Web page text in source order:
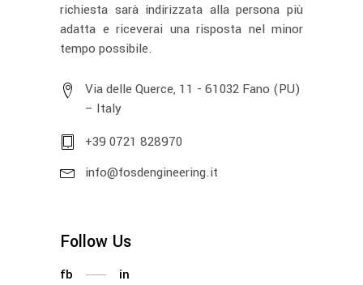
richiesta sarà indirizzata alla persona più
adatta e riceverai una risposta nel minor
tempo possibile.
Via delle Querce, 11 - 61032 Fano (PU)
– Italy
+39 0721 828970
info@fosdengineering.it
Follow Us
fb in